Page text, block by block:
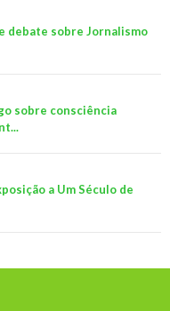
debate sobre Jornalismo
sobre consciência
a Um Século de